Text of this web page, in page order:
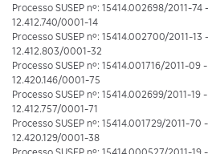
Processo SUSEP nº: 15414.002698/2011-74
12.412.740/0001-14
Processo SUSEP nº: 15414.002700/2011-13
12.412.803/0001-32
Processo SUSEP nº: 15414.001716/2011-09
12.420.146/0001-75
Processo SUSEP nº: 15414.002699/2011-19
12.412.757/0001-71
Processo SUSEP nº: 15414.001729/2011-70
12.420.129/0001-38